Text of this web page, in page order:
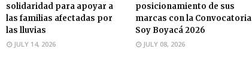
solidaridad para apoyar a
las familias afectadas por
las lluvias
JULY 14, 2026
posicionamiento de sus
marcas con la Convocatoria
Soy Boyacá 2026
JULY 08, 2026